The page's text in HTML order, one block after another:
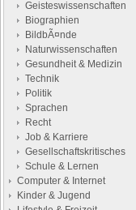
Geisteswissenschaften
Biographien
BildbÃ¤nde
Naturwissenschaften
Gesundheit & Medizin
Technik
Politik
Sprachen
Recht
Job & Karriere
Gesellschaftskritisches
Schule & Lernen
Computer & Internet
Kinder & Jugend